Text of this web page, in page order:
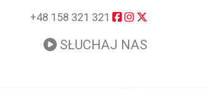
+48 158 321 321
SŁUCHAJ NAS